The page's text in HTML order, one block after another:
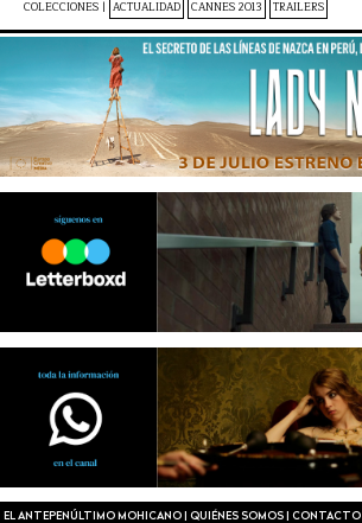
COLECCIONES | ACTUALIDAD CANNES 2013 TRAILERS
EL ANTEPENÚLTIMO MOHICANO QUIÉNES SOMOS CONTACTO